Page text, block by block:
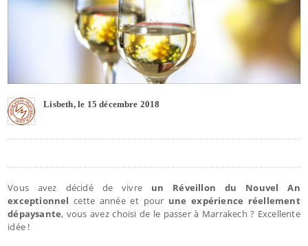
Lisbeth, le 15 décembre 2018
Vous avez décidé de vivre un Réveillon du Nouvel An
exceptionnelcette année et pour une expérience réellement
dépaysante, vous avez choisi de le passer à Marrakech ? Excellente
idée !